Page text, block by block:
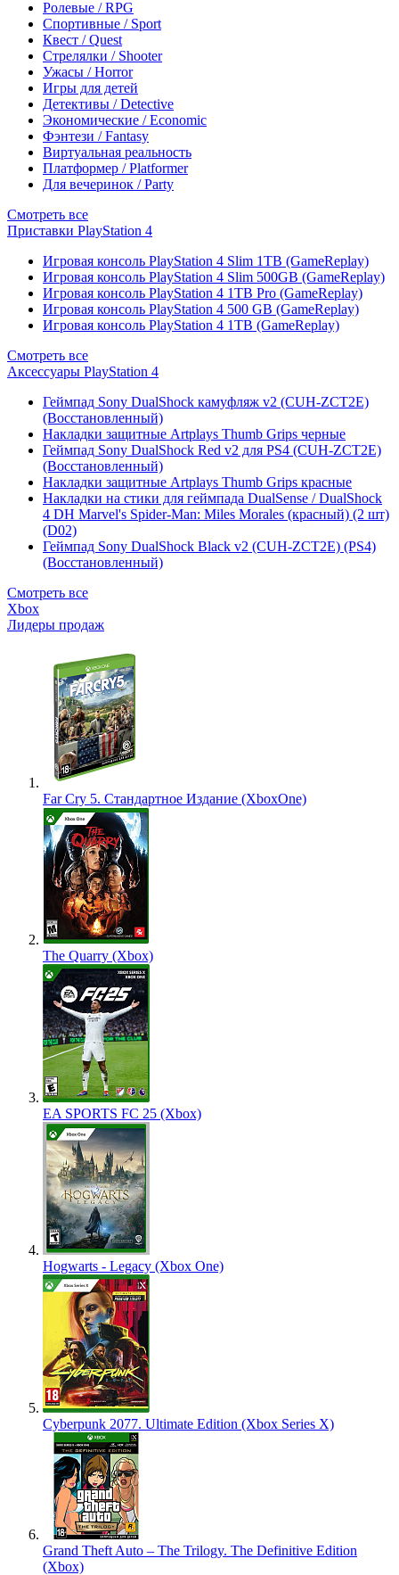
Ролевые / RPG
Спортивные / Sport
Квест / Quest
Стрелялки / Shooter
Ужасы / Horror
Игры для детей
Детективы / Detective
Экономические / Economic
Фэнтези / Fantasy
Виртуальная реальность
Платформер / Platformer
Для вечеринок / Party
Смотреть все
Приставки PlayStation 4
Игровая консоль PlayStation 4 Slim 1TB (GameReplay)
Игровая консоль PlayStation 4 Slim 500GB (GameReplay)
Игровая консоль PlayStation 4 1TB Pro (GameReplay)
Игровая консоль PlayStation 4 500 GB (GameReplay)
Игровая консоль PlayStation 4 1TB (GameReplay)
Смотреть все
Аксессуары PlayStation 4
Геймпад Sony DualShock камуфляж v2 (CUH-ZCT2E)
(Восстановленный)
Накладки защитные Artplays Thumb Grips черные
Геймпад Sony DualShock Red v2 для PS4 (CUH-ZCT2E)
(Восстановленный)
Накладки защитные Artplays Thumb Grips красные
Накладки на стики для геймпада DualSense / DualShock
4 DH Marvel's Spider-Man: Miles Morales (красный) (2 шт)
(D02)
Геймпад Sony DualShock Black v2 (CUH-ZCT2E) (PS4)
(Восстановленный)
Смотреть все
Xbox
Лидеры продаж
Far Cry 5. Стандартное Издание (XboxOne)
The Quarry (Xbox)
EA SPORTS FC 25 (Xbox)
Hogwarts - Legacy (Xbox One)
Cyberpunk 2077. Ultimate Edition (Xbox Series X)
Grand Theft Auto – The Trilogy. The Definitive Edition
(Xbox)